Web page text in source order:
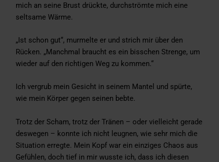
mich an seine Brust drückte, durchströmte mich eine
seltsame Wärme.
„Ist schon gut“, murmelte er und strich mir über den
Rücken. „Manchmal braucht es ein bisschen Strenge, um
wieder auf den richtigen Weg zu kommen.“
Ich vergrub mein Gesicht in seinem Mantel und spürte,
wie mein Körper gegen seinen bebte.
Trotz der Scham, trotz der Tränen – oder vielleicht gerade
deswegen – konnte ich nicht leugnen, wie sehr mich die
Situation erregte. Mein Kopf war ein einziges Chaos aus
Gefühlen, doch tief in mir wusste ich, dass ich diesen